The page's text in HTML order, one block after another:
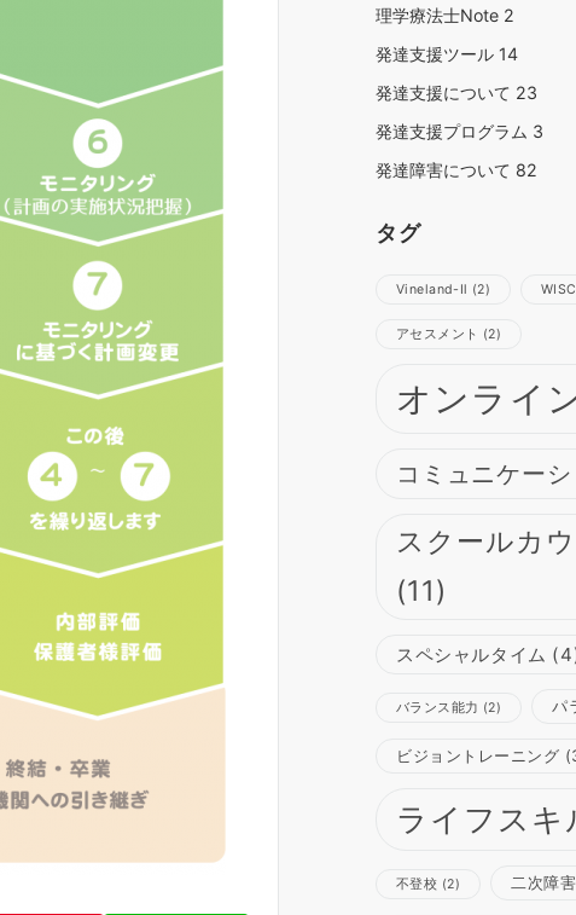
理学療法士Note 2
発達支援ツール 14
発達支援について 23
発達支援プログラム 3
発達障害について 82
タグ
Vineland-Ⅱ (2)
アセスメント (2)
オンライ
コミュニケー
スクールカ
(11)
スペシャルタイム
バランス能力 (2) パ
ビジョントレーニング
ライフスキ
不登校 (2) 二次障害